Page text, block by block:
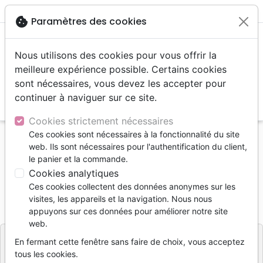
menu
Accueil Livres Enfants 4 à 6 ans
Bibles
Mes premiers versets de la Bible
Mes premiers versets de la Bible
Référence LLB259 EAN 9782850318481
EditeurEDITIONS LLB
cookie Paramètres des cookies
Nous utilisons des cookies pour vous offrir la
meilleure expérience possible. Certains cookies
sont nécessaires, vous devez les accepter pour
continuer à naviguer sur ce site.
Cookies strictement nécessaires
Ces cookies sont nécessaires à la fonctionnalité du site
web. Ils sont nécessaires pour l'authentification du client,
le panier et la commande.
Cookies analytiques
Ces cookies collectent des données anonymes sur les
visites, les appareils et la navigation. Nous nous
appuyons sur ces données pour améliorer notre site
web.
En fermant cette fenêtre sans faire de choix, vous acceptez
tous les cookies.